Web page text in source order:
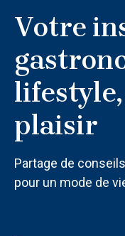
Votre
plaisir
Partage de
pour un mode de